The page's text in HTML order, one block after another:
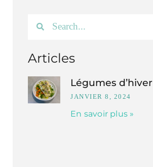
Articles
Légumes d’hiver
JANVIER 8, 2024
En savoir plus »